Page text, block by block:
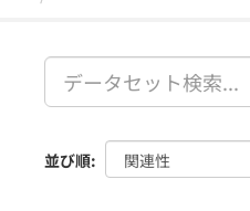
並び順